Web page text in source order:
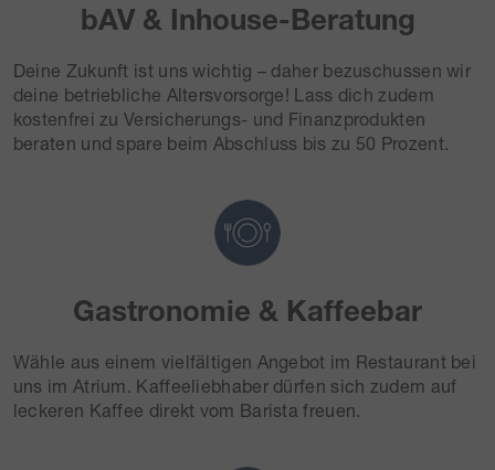
bAV & Inhouse-Beratung
Deine Zukunft ist uns wichtig – daher bezuschussen wir
deine betriebliche Altersvorsorge! Lass dich zudem
kostenfrei zu Versicherungs- und Finanzprodukten
beraten und spare beim Abschluss bis zu 50 Prozent.
Gastronomie & Kaffeebar
Wähle aus einem vielfältigen Angebot im Restaurant bei
uns im Atrium. Kaffeeliebhaber dürfen sich zudem auf
leckeren Kaffee direkt vom Barista freuen.